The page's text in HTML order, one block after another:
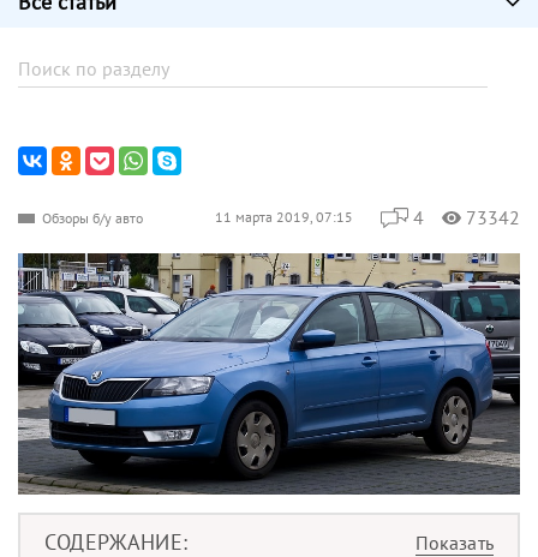
Обзоры б/у авто 11 марта 2019, 07:15 4 73342
СОДЕРЖАНИЕ